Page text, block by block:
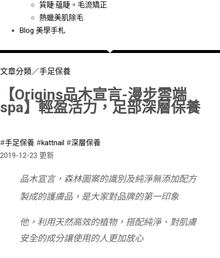
質睫·蘊睫。毛流矯正
熱蠟美肌除毛
Blog 美學手札
文章分類／手足保養
【Origins品木宣言-漫步雲端
spa】輕盈活力，足部深層保養
#手足保養 #kattnail #深層保養
2019-12-23 更新
品木宣言，森林圖案的識別及純淨無添加配方
製成的護膚品，是大家對品牌的第一印象
他， 利用天然高效的植物，搭配純淨、對肌膚
安全的成分讓使用的人更加放心